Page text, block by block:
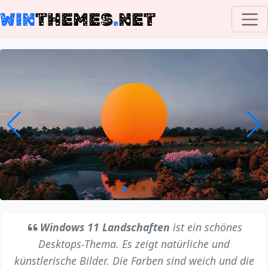
WINTHEMES.NET
Windows 11 Landschaften ist ein schönes
Desktops-Thema. Es zeigt natürliche und
künstlerische Bilder. Die Farben sind weich und die